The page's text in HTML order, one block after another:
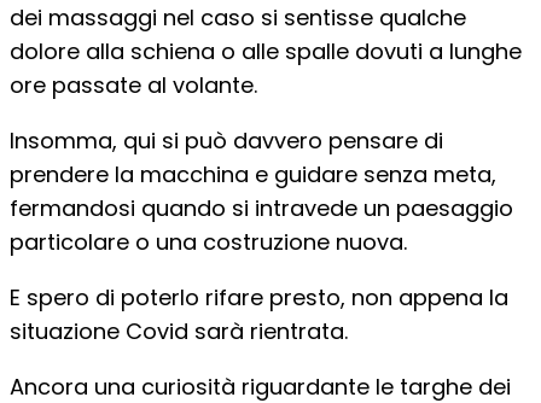
dei massaggi nel caso si sentisse qualche
dolore alla schiena o alle spalle dovuti a lunghe
ore passate al volante.
Insomma, qui si può davvero pensare di
prendere la macchina e guidare senza meta,
fermandosi quando si intravede un paesaggio
particolare o una costruzione nuova.
E spero di poterlo rifare presto, non appena la
situazione Covid sarà rientrata.
Ancora una curiosità riguardante le targhe dei